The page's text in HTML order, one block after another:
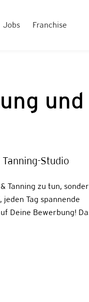
Jobs Franchise
Studio
Tanning zu tun,
Tag spannende
Deine Bewerbung!